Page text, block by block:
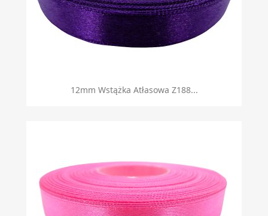
12mm Wstążka Atłasowa Z188...